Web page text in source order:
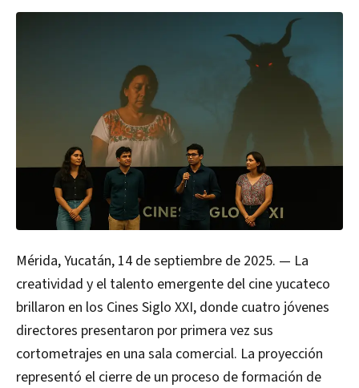
Mérida, Yucatán, 14 de septiembre de 2025. — La
creatividad y el talento emergente del cine yucateco
brillaron en los Cines Siglo XXI, donde cuatro jóvenes
directores presentaron por primera vez sus
cortometrajes en una sala comercial. La proyección
representó el cierre de un proceso de formación de